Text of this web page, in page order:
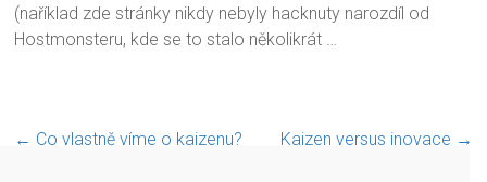
(naříklad zde stránky nikdy nebyly hacknuty narozdíl od
Hostmonsteru, kde se to stalo několikrát …
← Co vlastně víme o kaizenu? Kaizen versus inovace →